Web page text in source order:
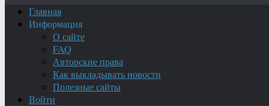
Главная
Информация
О сайте
FAQ
Авторские права
Как выкладывать новости
Полезные сайты
Войти